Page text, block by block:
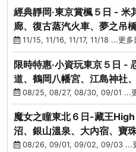
經典靜岡‧東京賞楓５日 - 米
廊、復古蒸汽火車、夢之吊
茶體驗、三溪園
11/15, 11/16, 11/17, 11/18 ...更多
限時特惠‧小資玩東京５日 -
道、鶴岡八幡宮、江島神社
08/25, 08/27, 08/30, 09/01 ...
魔女之瞳東北６日-藏王
沼、銀山溫泉、大內宿、寶
肉吃到飽
08/26, 09/01, 09/02, 09/03 ...